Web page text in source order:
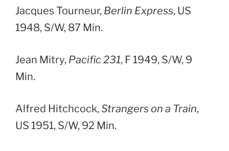
Jacques Tourneur, Berlin Express, US
1948, S/W, 87 Min.
Jean Mitry, Pacific 231, F 1949, S/W, 9
Min.
Alfred Hitchcock,Strangers on a Train,
US 1951, S/W, 92 Min.